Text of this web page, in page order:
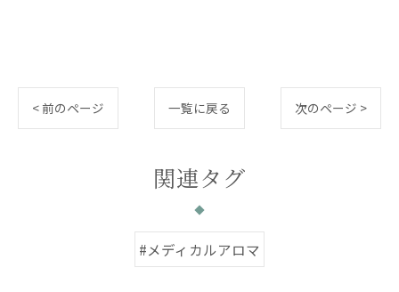
< 前のページ 一覧に戻る 次のページ >
関連タグ
#メディカルアロマ